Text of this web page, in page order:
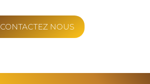
CONTACTEZ NOUS